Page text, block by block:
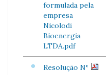
formulada pela
empresa
Nicolodi
Bioenergia
LTDA.pdf
Resolução Nº